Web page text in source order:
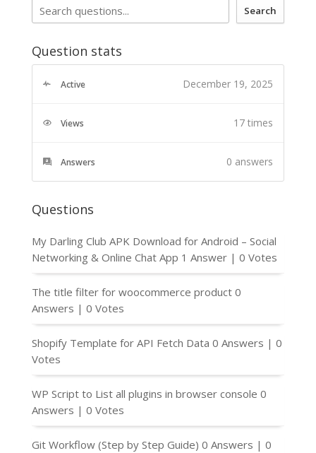
Search
Question stats
Active December 19, 2025
Views 17 times
Answers 0 answers
Questions
My Darling Club APK Download for Android – Social
Networking & Online Chat App 1 Answer | 0 Votes
The title filter for woocommerce product 0
Answers | 0 Votes
Shopify Template for API Fetch Data 0 Answers | 0
Votes
WP Script to List all plugins in browser console 0
Answers | 0 Votes
Git Workflow (Step by Step Guide) 0 Answers | 0